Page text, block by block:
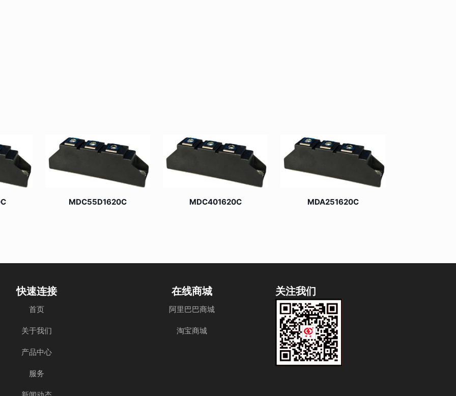
MDC55D1620C MDC401620C MDA251620C
快速连接
首页
关于我们
产品中心
服务
在线商城
阿里巴巴商城
淘宝商城
关注我们